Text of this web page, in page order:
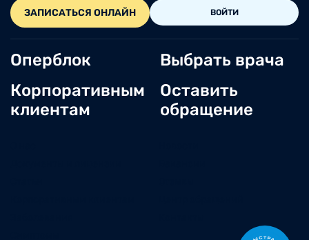
ЗАПИСАТЬСЯ ОНЛАЙН ВОЙТИ
Оперблок
Корпоративным
клиентам
Выбрать врача
Оставить
обращение